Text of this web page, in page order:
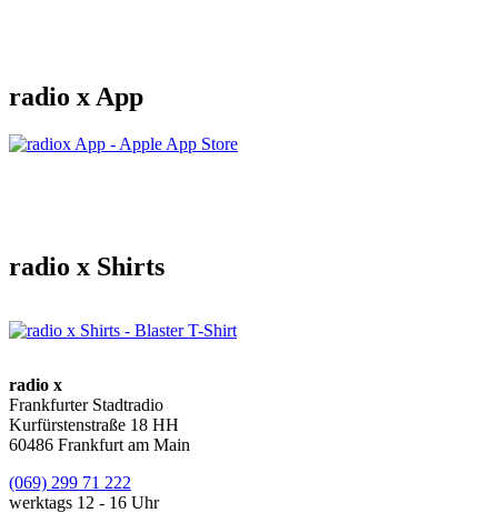
radio x App
radio x Shirts
radio x
Frankfurter Stadtradio
Kurfürstenstraße 18 HH
60486 Frankfurt am Main
(069) 299 71 222
werktags 12 - 16 Uhr